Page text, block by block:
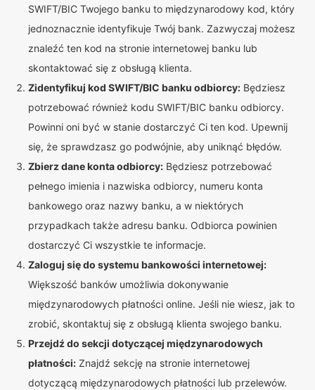
SWIFT/BIC Twojego banku to międzynarodowy kod, który
jednoznacznie identyfikuje Twój bank. Zazwyczaj możesz
znaleźć ten kod na stronie internetowej banku lub
skontaktować się z obsługą klienta.
Zidentyfikuj kod SWIFT/BIC banku odbiorcy: Będziesz
potrzebować również kodu SWIFT/BIC banku odbiorcy.
Powinni oni być w stanie dostarczyć Ci ten kod. Upewnij
się, że sprawdzasz go podwójnie, aby uniknąć błędów.
Zbierz dane konta odbiorcy: Będziesz potrzebować
pełnego imienia i nazwiska odbiorcy, numeru konta
bankowego oraz nazwy banku, a w niektórych
przypadkach także adresu banku. Odbiorca powinien
dostarczyć Ci wszystkie te informacje.
Zaloguj się do systemu bankowości internetowej:
Większość banków umożliwia dokonywanie
międzynarodowych płatności online. Jeśli nie wiesz, jak to
zrobić, skontaktuj się z obsługą klienta swojego banku.
Przejdź do sekcji dotyczącej międzynarodowych
płatności: Znajdź sekcję na stronie internetowej
dotyczącą międzynarodowych płatności lub przelewów.